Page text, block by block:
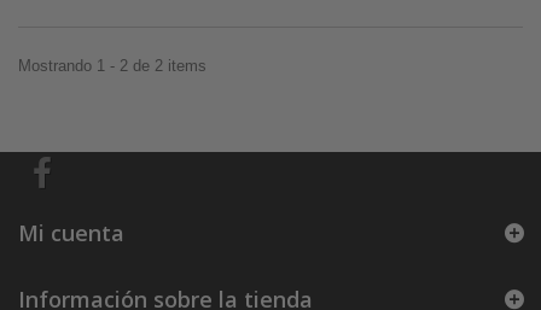
Mostrando 1 - 2 de 2 items
Mi cuenta
Información sobre la tienda